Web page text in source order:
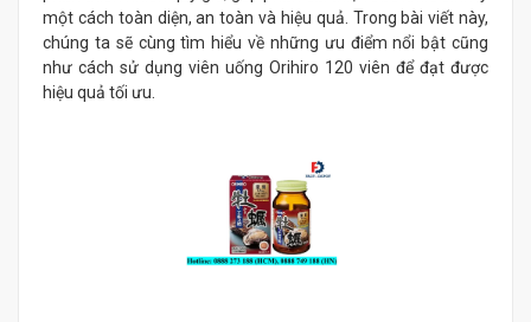
một cách toàn diện, an toàn và hiệu quả. Trong bài viết này,
chúng ta sẽ cùng tìm hiểu về những ưu điểm nổi bật cũng
như cách sử dụng viên uống Orihiro 120 viên để đạt được
hiệu quả tối ưu.